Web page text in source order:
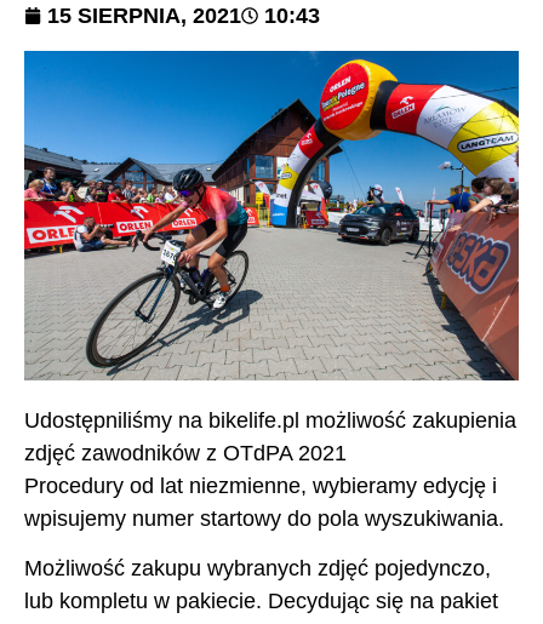
15 SIERPNIA, 2021 10:43
Udostępniliśmy na bikelife.pl możliwość zakupienia
zdjęć zawodników z OTdPA 2021
Procedury od lat niezmienne, wybieramy edycję i
wpisujemy numer startowy do pola wyszukiwania.
Możliwość zakupu wybranych zdjęć pojedynczo,
lub kompletu w pakiecie. Decydując się na pakiet